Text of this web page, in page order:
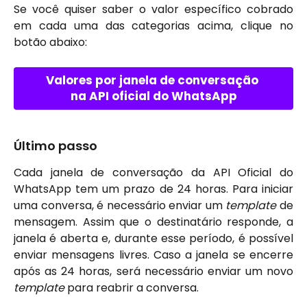
Se você quiser saber o valor específico cobrado
em cada uma das categorias acima, clique no
botão abaixo:
Valores por janela de conversação
na API oficial do WhatsApp
Último passo
Cada janela de conversação da API Oficial do
WhatsApp tem um prazo de 24 horas. Para iniciar
uma conversa, é necessário enviar um templatede
mensagem. Assim que o destinatário responde, a
janela é aberta e, durante esse período, é possível
enviar mensagens livres. Caso a janela se encerre
após as 24 horas, será necessário enviar um novo
templatepara reabrir a conversa.